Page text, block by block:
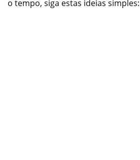
o tempo, siga estas ideias simples: